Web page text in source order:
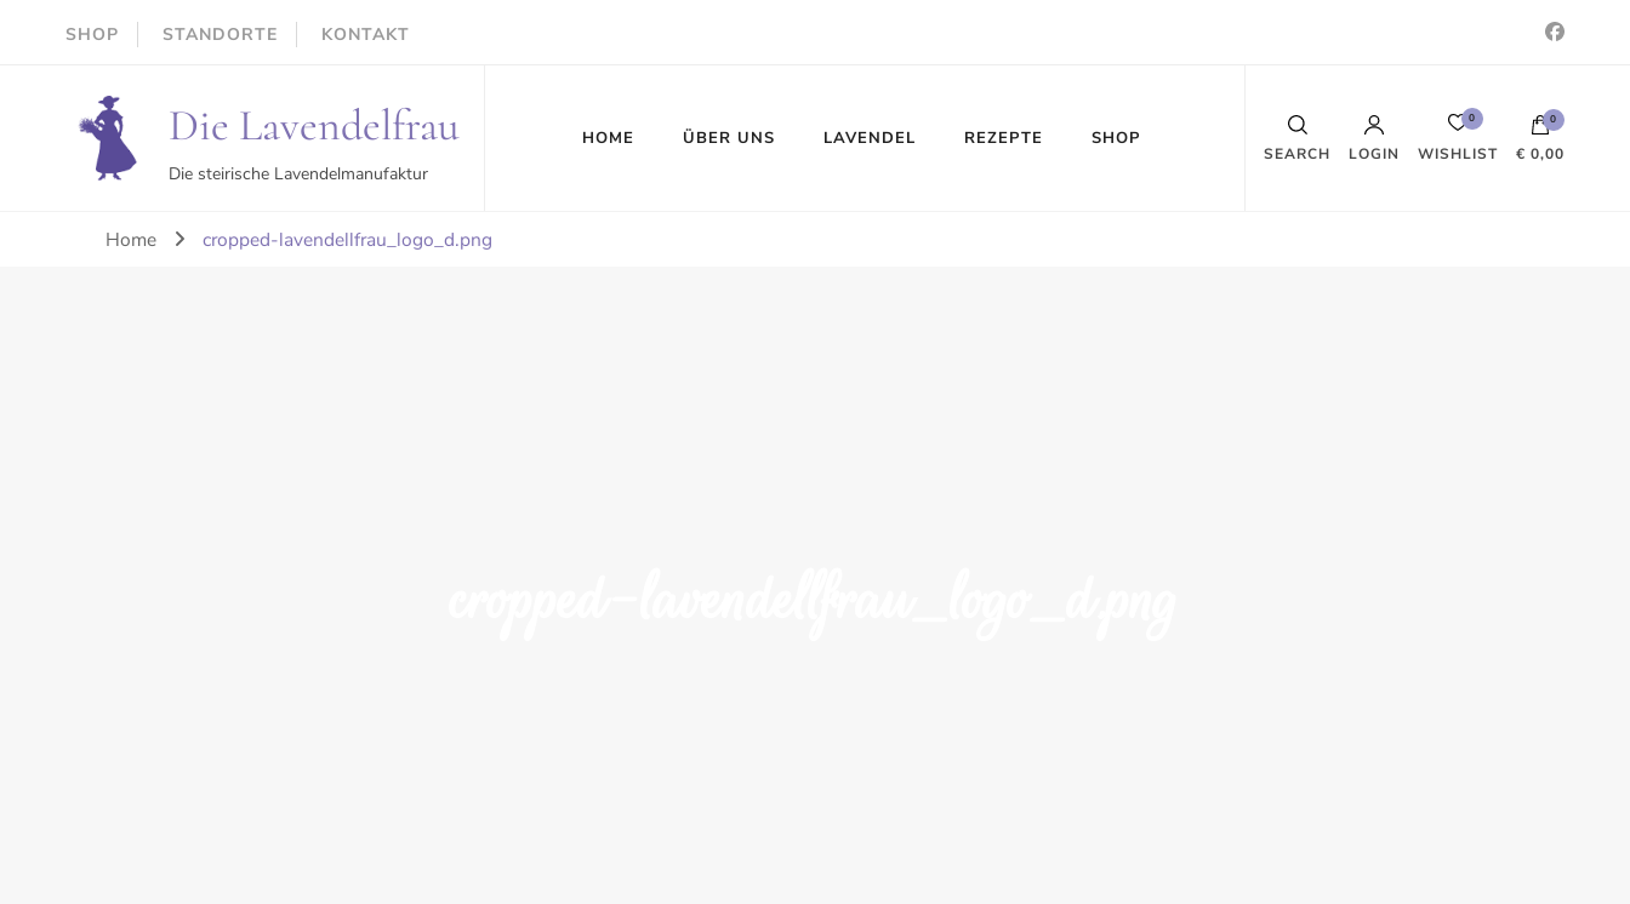
SHOP STANDORTE KONTAKT
Die Lavendelfrau
Die steirische Lavendelmanufaktur
HOME ÜBER UNS LAVENDEL REZEPTE SHOP
SEARCH LOGIN
0
WISHLIST
0
€ 0,00
Home cropped-lavendellfrau_logo_d.png